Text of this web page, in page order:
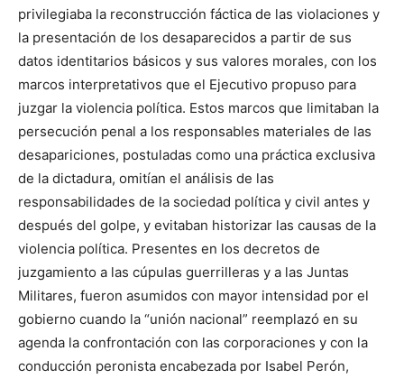
privilegiaba la reconstrucción fáctica de las violaciones y
la presentación de los desaparecidos a partir de sus
datos identitarios básicos y sus valores morales, con los
marcos interpretativos que el Ejecutivo propuso para
juzgar la violencia política. Estos marcos que limitaban la
persecución penal a los responsables materiales de las
desapariciones, postuladas como una práctica exclusiva
de la dictadura, omitían el análisis de las
responsabilidades de la sociedad política y civil antes y
después del golpe, y evitaban historizar las causas de la
violencia política. Presentes en los decretos de
juzgamiento a las cúpulas guerrilleras y a las Juntas
Militares, fueron asumidos con mayor intensidad por el
gobierno cuando la “unión nacional” reemplazó en su
agenda la confrontación con las corporaciones y con la
conducción peronista encabezada por Isabel Perón,